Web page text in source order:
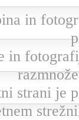
in
in
strani je